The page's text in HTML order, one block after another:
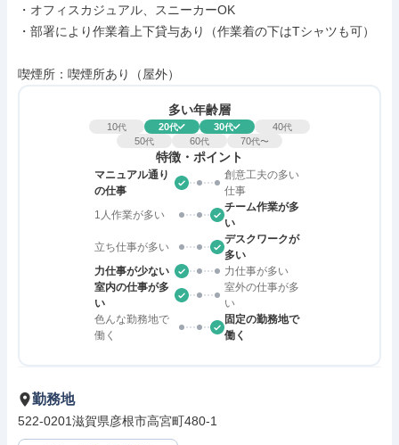
・オフィスカジュアル、スニーカーOK
・部署により作業着上下貸与あり（作業着の下はTシャツも可）
喫煙所：喫煙所あり（屋外）
多い年齢層
10代 20代 30代 40代
50代 60代 70代〜
特徴・ポイント
マニュアル通り
の仕事
創意工夫の多い
仕事
1人作業が多い
チーム作業が多
い
立ち仕事が多い
デスクワークが
多い
力仕事が少ない
力仕事が多い
室内の仕事が多
い
室外の仕事が多
い
色んな勤務地で
働く
固定の勤務地で
働く
勤務地
522-0201滋賀県彦根市高宮町480-1